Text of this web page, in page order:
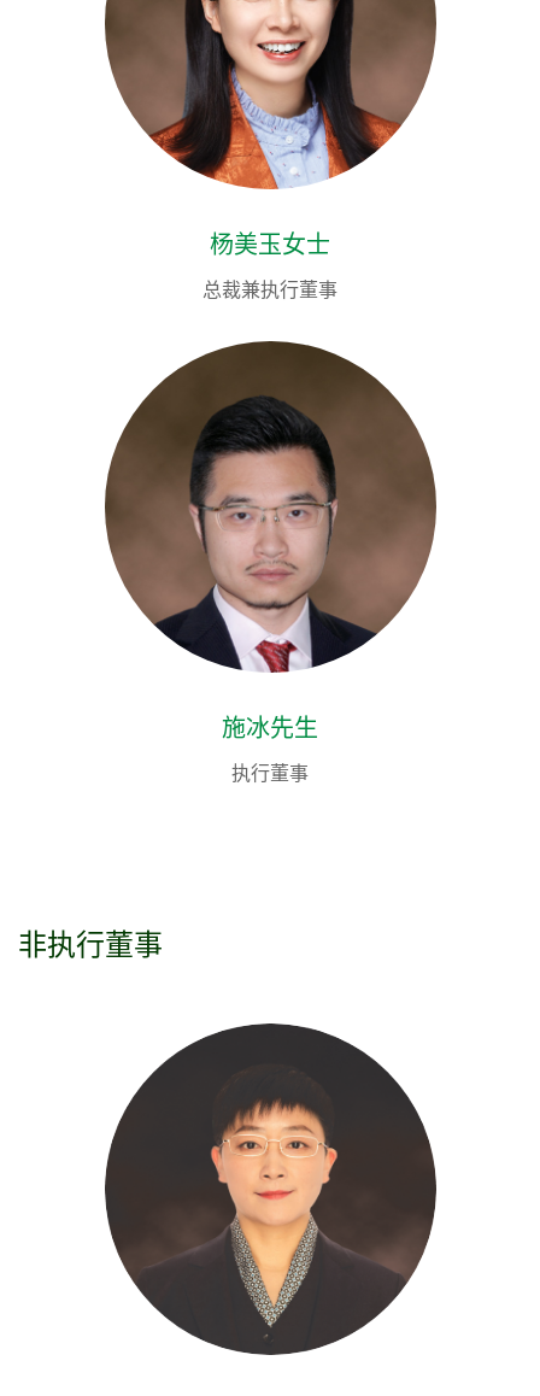
杨美玉女士
总裁兼执行董事
施冰先生
执行董事
非执行董事